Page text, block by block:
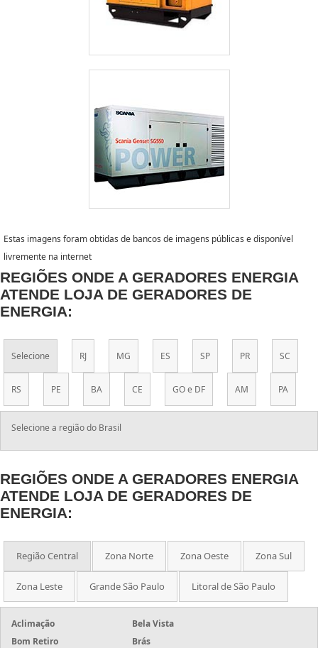
Estas imagens foram obtidas de bancos de imagens públicas e disponível
livremente na internet
REGIÕES ONDE A GERADORES ENERGIA
ATENDE LOJA DE GERADORES DE
ENERGIA:
Selecione RJ MG ES SP PR SC
RS PE BA CE GO e DF AM PA
Selecione a região do Brasil
REGIÕES ONDE A GERADORES ENERGIA
ATENDE LOJA DE GERADORES DE
ENERGIA:
Região Central Zona Norte Zona Oeste Zona Sul
Zona Leste Grande São Paulo Litoral de São Paulo
Aclimação
Bela Vista
Bom Retiro
Brás